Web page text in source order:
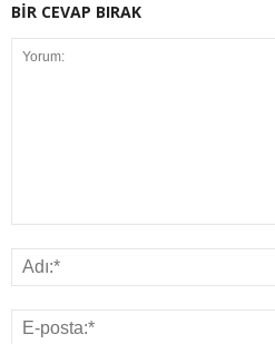
BİR CEVAP BIRAK